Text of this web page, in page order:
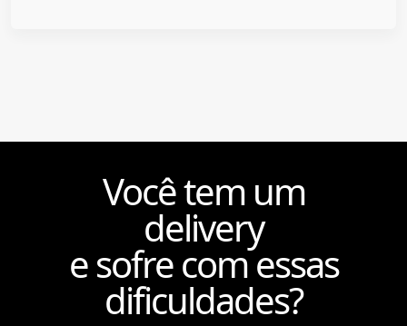
Você tem um
delivery
e sofre com essas
dificuldades?